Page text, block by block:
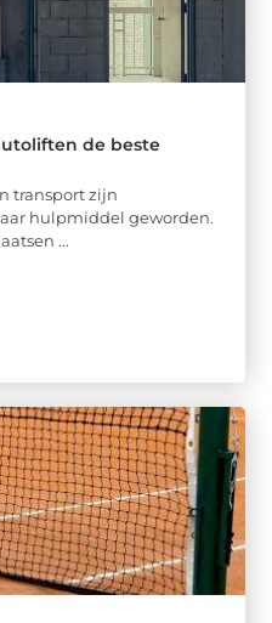
de beste
transport zijn
hulpmiddel geworden.
...